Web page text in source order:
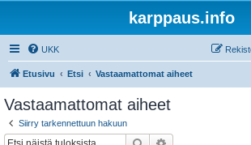
karppaus.info
UKK
Etusivu Etsi Vastaamattomat aiheet
Vastaamattomat aiheet
Siirry tarkennettuun hakuun